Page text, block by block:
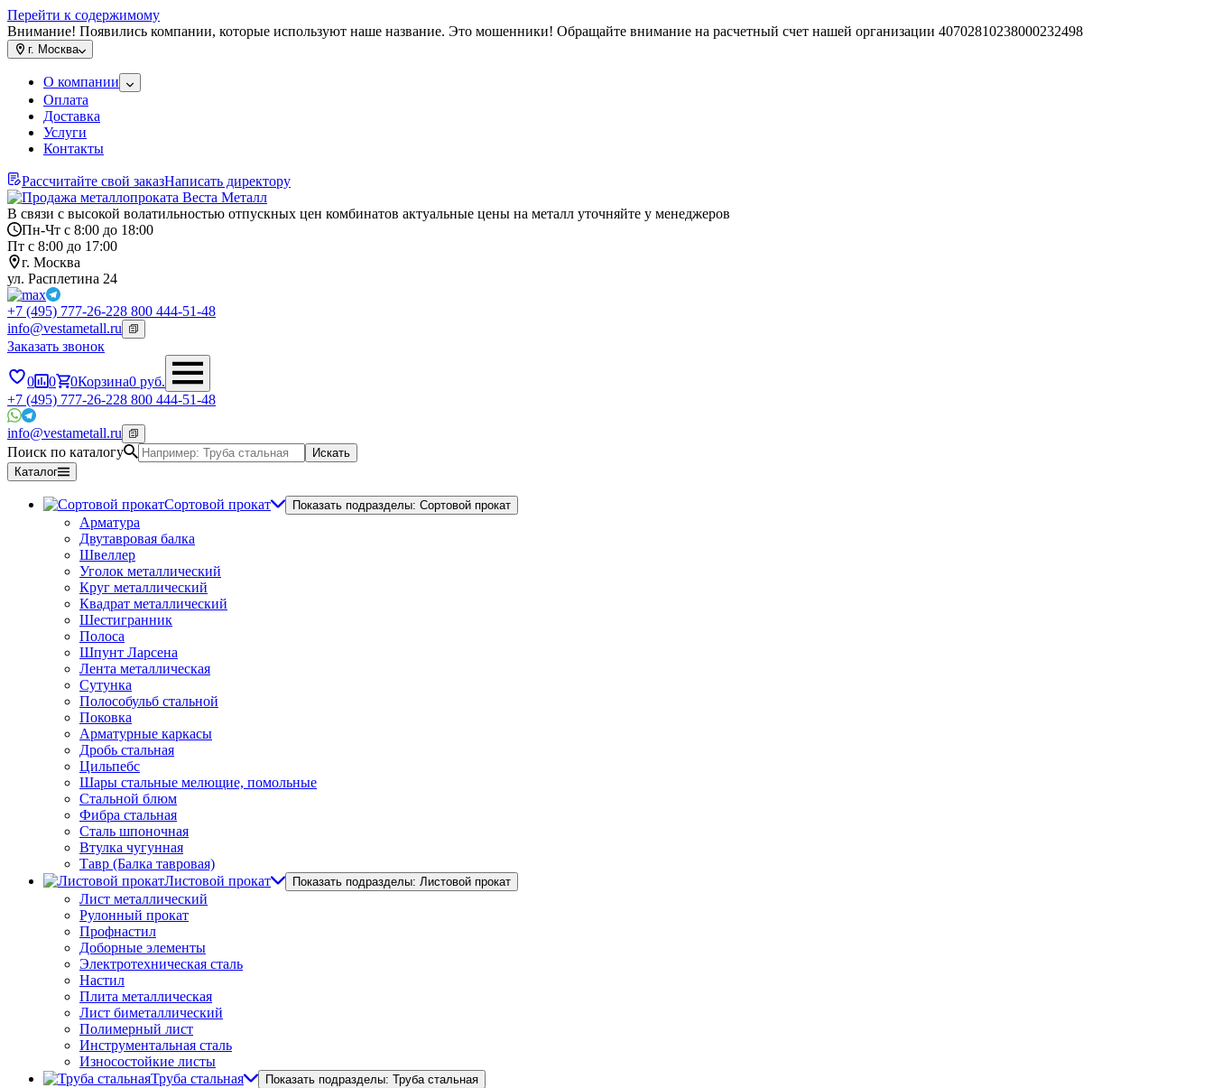
Перейти к содержимому
Внимание! Появились компании, которые используют наше название. Это мошенники! Обращайте внимание на расчетный счет нашей организации 40702810238000232498
г. Москва
О компании
Оплата
Доставка
Услуги
Контакты
Рассчитайте свой заказНаписать директору
В связи с высокой волатильностью отпускных цен комбинатов актуальные цены на металл уточняйте у менеджеров
Пн-Чт с 8:00 до 18:00
Пт с 8:00 до 17:00
г. Москва
ул. Расплетина 24
+7 (495) 777-26-228 800 444-51-48
info@vestametall.ru
Заказать звонок
0 0 0Корзина0 руб.
+7 (495) 777-26-228 800 444-51-48
info@vestametall.ru
Поиск по каталогу
Искать
Каталог
Сортовой прокат Показать подразделы: Сортовой прокат
Арматура
Двутавровая балка
Швеллер
Уголок металлический
Круг металлический
Квадрат металлический
Шестигранник
Полоса
Шпунт Ларсена
Лента металлическая
Сутунка
Полособульб стальной
Поковка
Арматурные каркасы
Дробь стальная
Цильпебс
Шары стальные мелющие, помольные
Стальной блюм
Фибра стальная
Сталь шпоночная
Втулка чугунная
Тавр (Балка тавровая)
Листовой прокат
Показать подразделы: Листовой прокат
Лист металлический
Рулонный прокат
Профнастил
Доборные элементы
Электротехническая сталь
Настил
Плита металлическая
Лист биметаллический
Полимерный лист
Инструментальная сталь
Износостойкие листы
Труба стальная
Показать подразделы: Труба стальная